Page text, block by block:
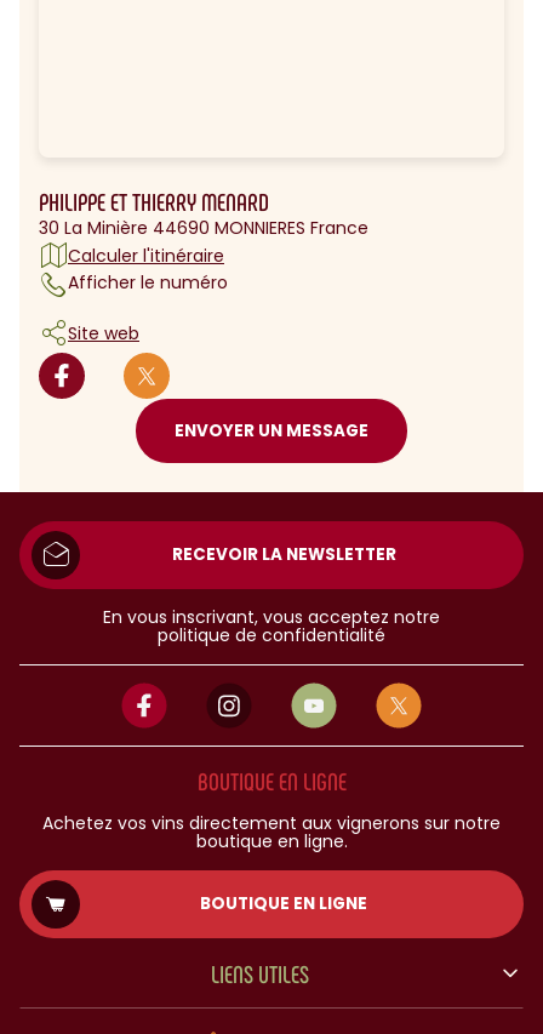
PHILIPPE ET THIERRY MENARD
30 La Minière 44690 MONNIERES France
Calculer l'itinéraire
Afficher le numéro
Site web
ENVOYER UN MESSAGE
RECEVOIR LA NEWSLETTER
En vous inscrivant, vous acceptez notre
politique de confidentialité
BOUTIQUE EN LIGNE
Achetez vos vins directement aux vignerons sur notre
boutique en ligne.
BOUTIQUE EN LIGNE
LIENS UTILES